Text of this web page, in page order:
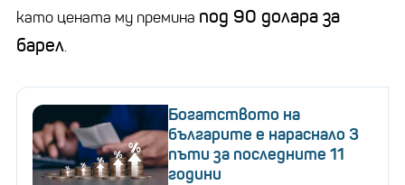
като цената му премина под 90 долара за
барел.
Богатството на
българите e нараснало 3
пъти за последните 11
години